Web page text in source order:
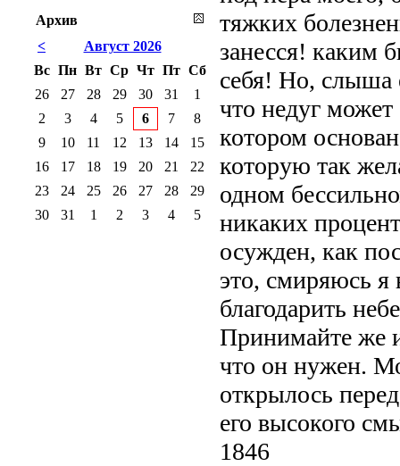
тяжких
занесся! каким
себя! Но, слыша
что недуг может
котором
которую так
одном
никаких
осужден, как
это, смиряюсь я
благодарить
Принимайте же
что он нужен.
открылось
его высокого
1846
Архив
<
Август 2026
Вс Пн Вт Ср Чт Пт Сб
26
27 28 29 30 31
1
2
3 4 5 6 7
8
9
10 11 12 13 14
15
16
17 18 19 20 21
22
23
24 25 26 27 28
29
30
31 1 2 3 4 5